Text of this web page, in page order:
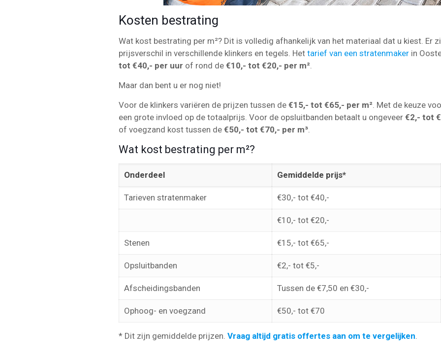
Kosten bestrating
Wat kost bestrating per m²? Dit is volledig afhankelijk van het materiaal dat u kiest. Er
prijsverschil in verschillende klinkers en tegels. Het tarief van een stratenmakerin
tot €40,- per uur of rond de €10,- tot €20,- per m².
Maar dan bent u er nog niet!
Voor de klinkers variëren de prijzen tussen de €15,- tot €65,- per m². Met de keuze
een grote invloed op de totaalprijs. Voor de opsluitbanden betaalt u ongeveer €2,- tot
of voegzand kost tussen de €50,- tot €70,- per m³.
Wat kost bestrating per m²?
Onderdeel Gemiddelde prijs*
Tarieven stratenmaker €30,- tot €40,-
€10,- tot €20,-
Stenen €15,- tot €65,-
Opsluitbanden €2,- tot €5,-
Afscheidingsbanden Tussen de €7,50 en €30,-
Ophoog- en voegzand €50,- tot €70
* Dit zijn gemiddelde prijzen. Vraag altijd gratis offertes aan om te vergelijken.